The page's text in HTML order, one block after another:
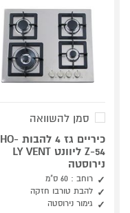
סמן להשוואה
כיריים גז 4 להבות HO-
Z-54 ליוונט LY VENT
נירוסטה
רוחב : 60 ס"מ
להבת טורבו חזקה
גימור נירוסטה